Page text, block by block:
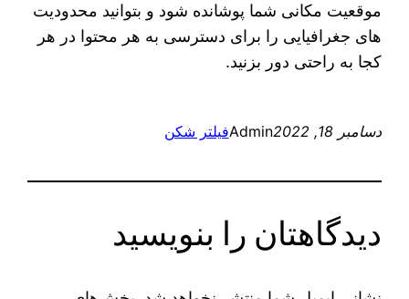
موقعیت مکانی شما پوشانده شود و بتوانید محدودیت
های جغرافیایی را برای دسترسی به هر محتوا در هر
کجا به راحتی دور بزنید.
دسامبر 18, 2022 Adminفیلتر شکن
دیدگاهتان را بنویسید